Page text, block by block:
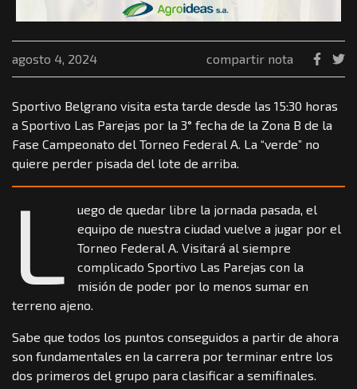
agosto 4, 2024 compartir nota
Sportivo Belgrano visita esta tarde desde las 15:30 horas
a Sportivo Las Parejas por la 3° fecha de la Zona B de la
Fase Campeonato del Torneo Federal A. La “verde” no
quiere perder pisada del lote de arriba.
L
uego de quedar libre la jornada pasada, el
equipo de nuestra ciudad vuelve a jugar por el
Torneo Federal A. Visitará al siempre
complicado Sportivo Las Parejas con la
misión de poder por lo menos sumar en
terreno ajeno.
Sabe que todos los puntos conseguidos a partir de ahora
son fundamentales en la carrera por terminar entre los
dos primeros del grupo para clasificar a semifinales.